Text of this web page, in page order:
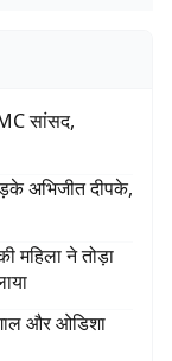
सांसद,
अभिजीत दीपके,
महिला ने तोड़ा
और ओडिशा